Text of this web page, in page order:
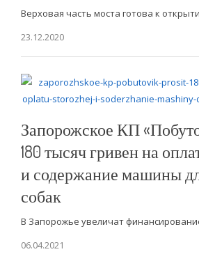
Верховая часть моста готова к
23.12.2020
Запорожское КП
180 тысяч гривен на
и содержание машины
собак
В Запорожье увеличат
06.04.2021